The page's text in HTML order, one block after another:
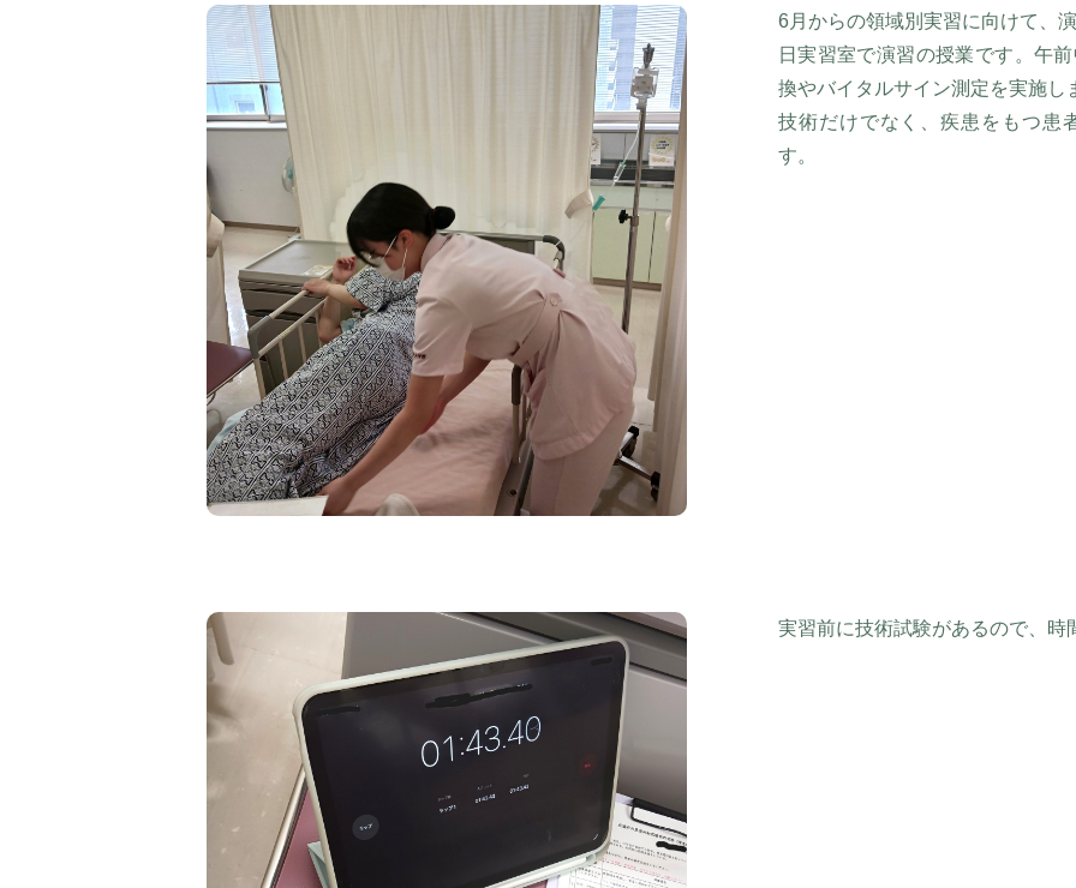
6月からの領域別実習に向けて、
日実習室で演習の授業です。午
換やバイタルサイン測定を実施し
技術だけでなく、疾患をもつ患
す。
実習前に技術試験があるので、時